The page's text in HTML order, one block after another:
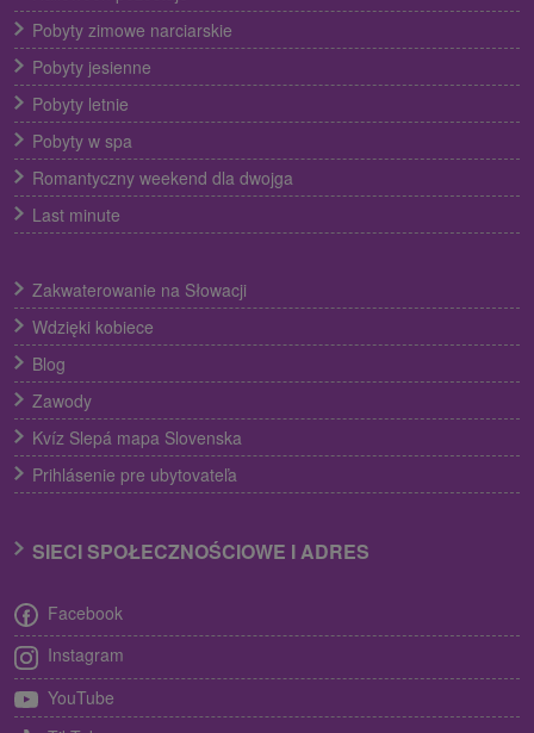
Pobyty zimowe narciarskie
Pobyty jesienne
Pobyty letnie
Pobyty w spa
Romantyczny weekend dla dwojga
Last minute
Zakwaterowanie na Słowacji
Wdzięki kobiece
Blog
Zawody
Kvíz Slepá mapa Slovenska
Prihlásenie pre ubytovateľa
SIECI SPOŁECZNOŚCIOWE I ADRES
Facebook
Instagram
YouTube